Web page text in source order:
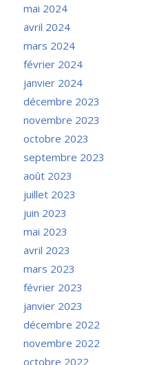
mai 2024
avril 2024
mars 2024
février 2024
janvier 2024
décembre 2023
novembre 2023
octobre 2023
septembre 2023
août 2023
juillet 2023
juin 2023
mai 2023
avril 2023
mars 2023
février 2023
janvier 2023
décembre 2022
novembre 2022
octobre 2022